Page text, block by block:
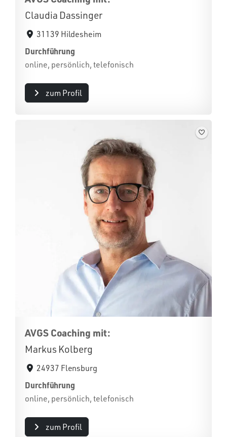
Claudia Dassinger
31139 Hildesheim
Durchführung
online, persönlich, telefonisch
zum Profil
AVGS Coaching mit:
Markus Kolberg
24937 Flensburg
Durchführung
online, persönlich, telefonisch
zum Profil